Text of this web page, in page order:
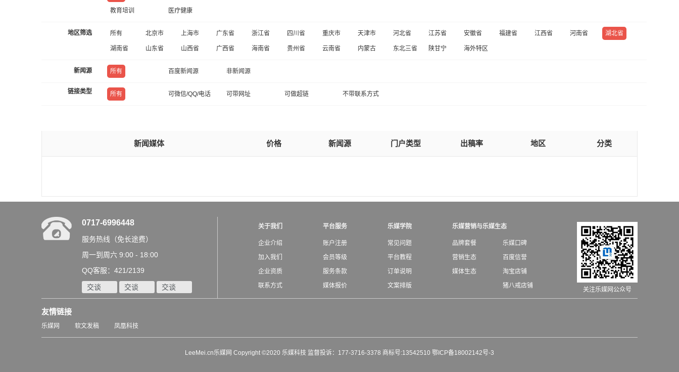
教育培训 医疗健康
地区筛选 所有 北京市 上海市 广东省 浙江省 四川省 重庆市 天津市 河北省 江苏省 安徽省 福建省 江西省 河南省 湖北省
湖南省 山东省 山西省 广西省 海南省 贵州省 云南省 内蒙古 东北三省 陕甘宁 海外特区
新闻源 所有 百度新闻源 非新闻源
链接类型 所有 可微信/QQ/电话 可带网址 可做超链 不带联系方式
新闻媒体 价格 新闻源 门户类型 出稿率 地区 分类
0717-6996448
服务热线（免长途费）
周一到周六 9:00 - 18:00
QQ客服：421/2139
交谈 交谈 交谈
关于我们
企业介绍
加入我们
企业资质
联系方式
平台服务
账户注册
会员等级
服务条款
媒体报价
乐媒学院
常见问题
平台教程
订单说明
文案排版
乐媒营销与乐媒生态
品牌套餐
乐媒口碑
营销生态
百度信誉
媒体生态
淘宝店铺
猪八戒店铺
关注乐媒网公众号
友情链接
乐媒网 软文发稿 凤凰科技
LeeMei.cn乐媒网 Copyright ©2020 乐媒科技 监督投诉：177-3716-3378 商标号:13542510 鄂ICP备18002142号-3